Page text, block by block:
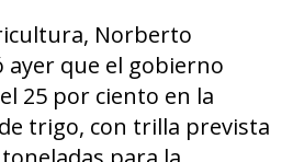
Norberto
ayer que el gobierno
25 por ciento en la
trigo, con trilla prevista